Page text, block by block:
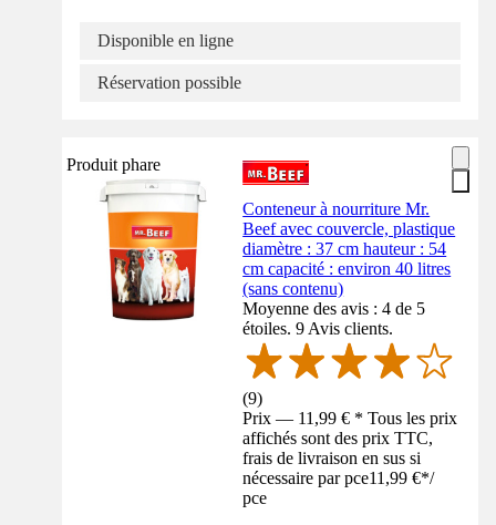
Disponible en ligne
Réservation possible
Produit phare
Conteneur à nourriture Mr.
Beef avec couvercle, plastique
diamètre : 37 cm hauteur : 54
cm capacité : environ 40 litres
(sans contenu)
Moyenne des avis : 4 de 5
étoiles. 9 Avis clients.
(9)
Prix — 11,99 € * Tous les prix
affichés sont des prix TTC,
frais de livraison en sus si
nécessaire par pce11,99 €*/
pce